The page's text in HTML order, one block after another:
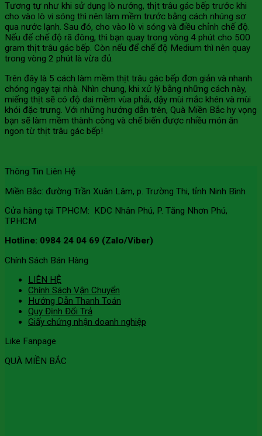
Tương tự như khi sử dụng lò nướng, thịt trâu gác bếp trước khi
cho vào lò vi sóng thì nên làm mềm trước bằng cách nhúng sơ
qua nước lạnh. Sau đó, cho vào lò vi sóng và điều chỉnh chế độ.
Nếu để chế độ rã đông, thì bạn quay trong vòng 4 phút cho 500
gram thịt trâu gác bếp. Còn nếu để chế độ Medium thì nên quay
trong vòng 2 phút là vừa đủ.
Trên đây là 5 cách làm mềm thịt trâu gác bếp đơn giản và nhanh
chóng ngay tại nhà. Nhìn chung, khi xử lý bằng những cách này,
miếng thịt sẽ có độ dai mềm vùa phải, dậy mùi mắc khén và mùi
khói đặc trưng. Với những hướng dẫn trên, Quà Miền Bắc hy vọng
bạn sẽ làm mềm thành công và chế biến được nhiều món ăn
ngon từ thịt trâu gác bếp!
Thông Tin Liên Hệ
Miền Bắc: đường Trần Xuân Lâm, p. Trường Thi, tỉnh Ninh Bình
Cửa hàng tại TPHCM: KDC Nhân Phú, P. Tăng Nhơn Phú,
TPHCM
Hotline: 0984 24 04 69 (Zalo/Viber)
Chính Sách Bán Hàng
LIÊN HỆ
Chính Sách Vận Chuyển
Hướng Dẫn Thanh Toán
Quy Định Đổi Trả
Giấy chứng nhận doanh nghiệp
Like Fanpage
QUÀ MIỀN BẮC